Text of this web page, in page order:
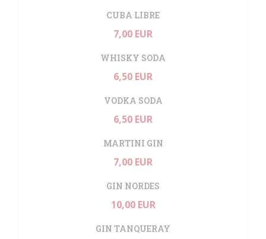
CUBA LIBRE
7,00 EUR
WHISKY SODA
6,50 EUR
VODKA SODA
6,50 EUR
MARTINI GIN
7,00 EUR
GIN NORDES
10,00 EUR
GIN TANQUERAY